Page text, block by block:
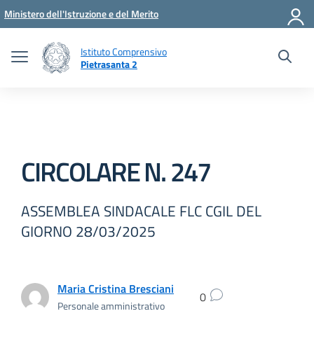
Vai ai contenuti
Vai al menu di navigazione
Vai al footer
Ministero dell'Istruzione e del Merito
Istituto Comprensivo
Pietrasanta 2
CIRCOLARE N. 247
ASSEMBLEA SINDACALE FLC CGIL DEL
GIORNO 28/03/2025
Maria Cristina Bresciani
Personale amministrativo 0